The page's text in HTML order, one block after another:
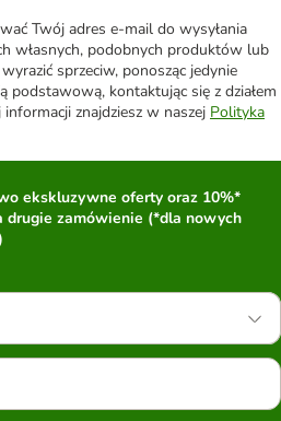
Twój adres e-mail do wysyłania
własnych, podobnych produktów lub
sprzeciw, ponosząc jedynie
podstawową, kontaktując się z działem
znajdziesz w naszej Polityka
ekskluzywne oferty oraz 10%*
drugie zamówienie (*dla nowych